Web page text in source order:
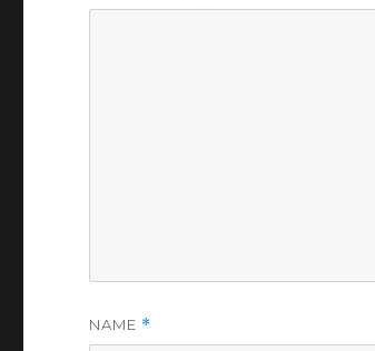
NAME *